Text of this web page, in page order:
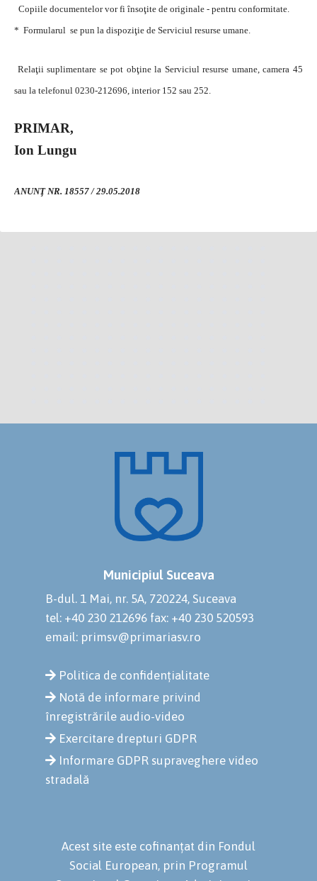
Copiile documentelor vor fi însoţite de originale - pentru conformitate.
* Formularul se pun la dispoziţie de Serviciul resurse umane.
Relaţii suplimentare se pot obţine la Serviciul resurse umane, camera 45
sau la telefonul 0230-212696, interior 152 sau 252.
PRIMAR,
Ion Lungu
ANUNŢ NR. 18557 / 29.05.2018
Municipiul Suceava
B-dul. 1 Mai, nr. 5A, 720224, Suceava
tel: +40 230 212696 fax: +40 230 520593
email: primsv@primariasv.ro
Politica de confidențialitate
Notă de informare privind
înregistrările audio-video
Exercitare drepturi GDPR
Informare GDPR supraveghere video
stradală
Acest site este cofinanțat din Fondul
Social European, prin Programul